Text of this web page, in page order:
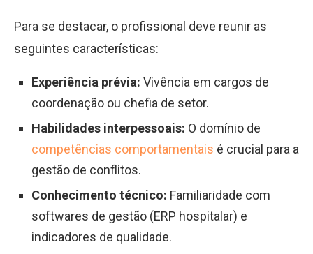
Para se destacar, o profissional deve reunir as
seguintes características:
Experiência prévia: Vivência em cargos de
coordenação ou chefia de setor.
Habilidades interpessoais: O domínio de
competências comportamentais é crucial para a
gestão de conflitos.
Conhecimento técnico: Familiaridade com
softwares de gestão (ERP hospitalar) e
indicadores de qualidade.